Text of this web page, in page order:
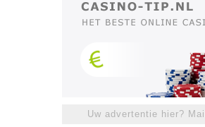
Uw advertentie hier?